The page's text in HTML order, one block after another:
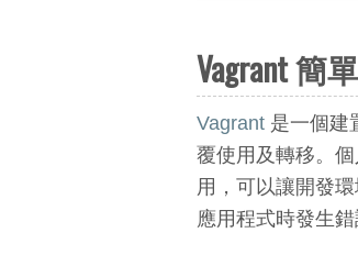
Vagrant 簡
Vagrant 是一個建
覆使用及轉移。
用，可以讓開發
應用程式時發生錯